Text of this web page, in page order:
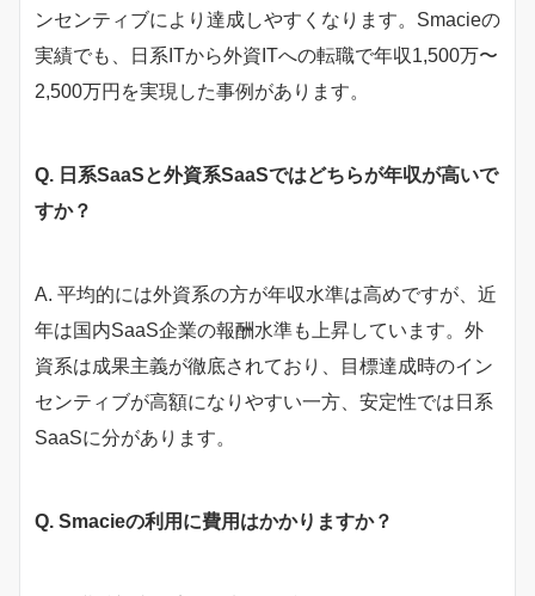
ンセンティブにより達成しやすくなります。Smacieの
実績でも、日系ITから外資ITへの転職で年収1,500万〜
2,500万円を実現した事例があります。
Q. 日系SaaSと外資系SaaSではどちらが年収が高いで
すか？
A. 平均的には外資系の方が年収水準は高めですが、近
年は国内SaaS企業の報酬水準も上昇しています。外
資系は成果主義が徹底されており、目標達成時のイン
センティブが高額になりやすい一方、安定性では日系
SaaSに分があります。
Q. Smacieの利用に費用はかかりますか？